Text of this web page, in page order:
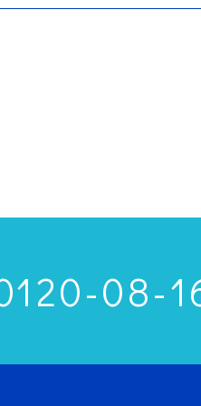
08-